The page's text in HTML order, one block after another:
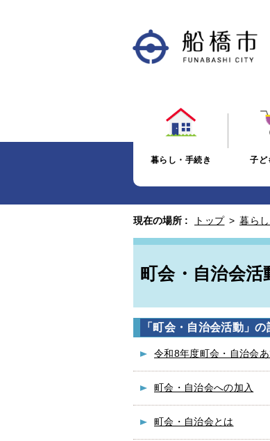
暮らし・手続き 子ど
現在の場所 : トップ > 暮ら
町会・自治会活
「町会・自治会活動」
令和8年度町会・自治会
町会・自治会への加入
町会・自治会とは